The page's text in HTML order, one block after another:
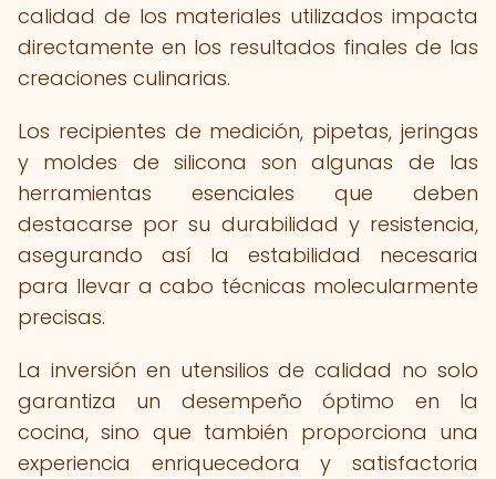
calidad de los materiales utilizados impacta
directamente en los resultados finales de las
creaciones culinarias.
Los recipientes de medición, pipetas, jeringas
y moldes de silicona son algunas de las
herramientas esenciales que deben
destacarse por su durabilidad y resistencia,
asegurando así la estabilidad necesaria
para llevar a cabo técnicas molecularmente
precisas.
La inversión en utensilios de calidad no solo
garantiza un desempeño óptimo en la
cocina, sino que también proporciona una
experiencia enriquecedora y satisfactoria